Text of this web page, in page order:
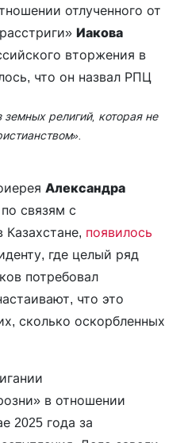
отлученного от
Иакова
вторжения в
что он назвал РПЦ
религий, которая не
Александра
связям с
появилось
где целый ряд
потребовал
что это
сколько оскорбленных
в отношении
2025 года за